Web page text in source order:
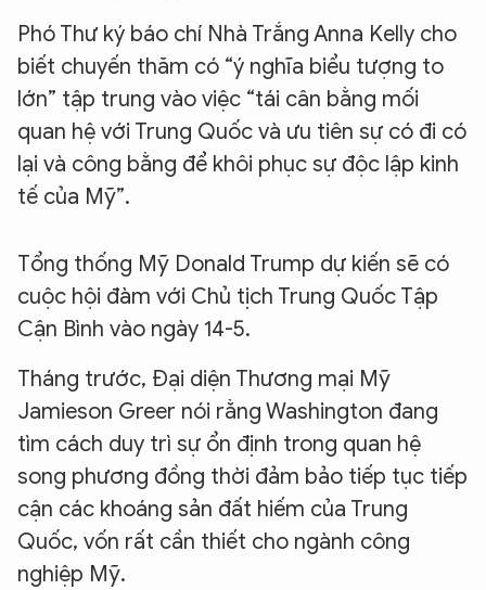
Phó Thư ký báo chí Nhà Trắng Anna Kelly cho
biết chuyến thăm có “ý nghĩa biểu tượng to
lớn” tập trung vào việc “tái cân bằng mối
quan hệ với Trung Quốc và ưu tiên sự có đi có
lại và công bằng để khôi phục sự độc lập kinh
tế của Mỹ”.
Tổng thống Mỹ Donald Trump dự kiến sẽ có
cuộc hội đàm với Chủ tịch Trung Quốc Tập
Cận Bình vào ngày 14-5.
Tháng trước, Đại diện Thương mại Mỹ
Jamieson Greer nói rằng Washington đang
tìm cách duy trì sự ổn định trong quan hệ
song phương đồng thời đảm bảo tiếp tục tiếp
cận các khoáng sản đất hiếm của Trung
Quốc, vốn rất cần thiết cho ngành công
nghiệp Mỹ.